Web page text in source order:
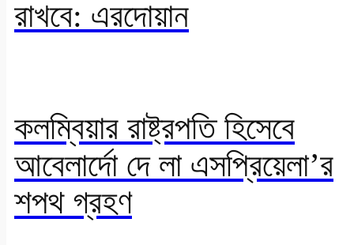
রাখবে: এরদোয়ান
কলম্বিয়ার রাষ্ট্রপতি হিসেবে
আবেলার্দো দে লা এসপ্রিয়েলা’র
শপথ গ্রহণ